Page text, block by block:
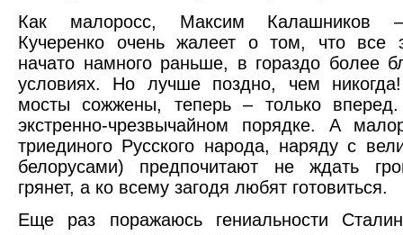
Как малоросс, Максим Калашников
Кучеренко очень жалеет о том, что все
начато намного раньше, в гораздо более
условиях. Но лучше поздно, чем
мосты сожжены, теперь – только
экстренно-чрезвычайном порядке. А
триединого Русского народа, наряду с
белорусами) предпочитают не ждать
грянет, а ко всему загодя любят готовиться.
Еще раз поражаюсь гениальности